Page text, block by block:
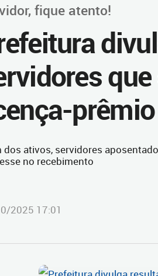
fique atento!
prêmio
dos ativos, servidores
no recebimento
2025 17:01